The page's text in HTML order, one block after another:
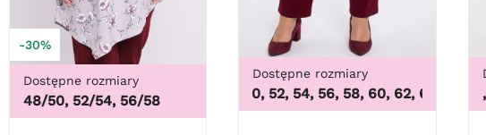
-30%
Dostępne rozmiary
48/50, 52/54, 56/58
Dostępne rozmiary
46, 48, 50, 52, 54, 56, 58, 60, 62, 64 , 46, 48,
3XL, 4XL,